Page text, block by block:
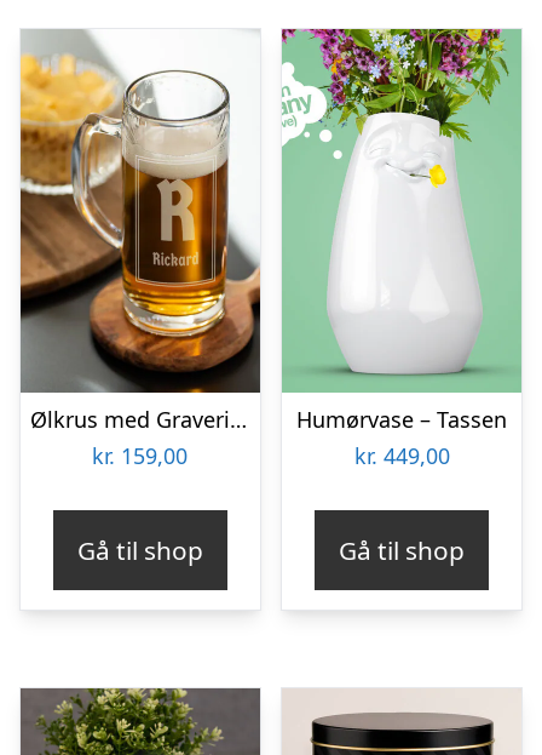
Ølkrus med Gravering – Egen Tekst
kr. 159,00
Gå til shop
Humørvase – Tassen
kr. 449,00
Gå til shop